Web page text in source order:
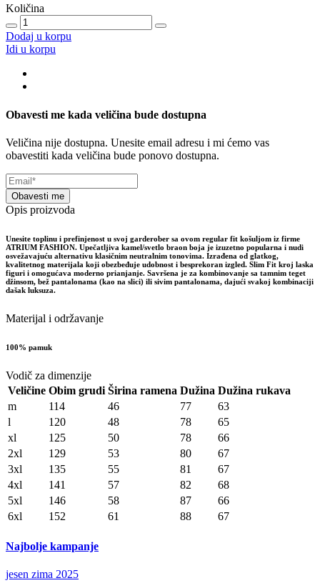
Količina
Dodaj u korpu
Idi u korpu
Obavesti me kada veličina bude dostupna
Veličina nije dostupna. Unesite email adresu i mi ćemo vas
obavestiti kada veličina bude ponovo dostupna.
Obavesti me
Opis proizvoda
Unesite toplinu i prefinjenost u svoj garderober sa ovom regular fit košuljom iz firme
ATRIUM FASHION. Upečatljiva kamel/svetlo braon boja je izuzetno popularna i nudi
osvežavajuću alternativu klasičnim neutralnim tonovima. Izrađena od glatkog,
kvalitetnog materijala koji obezbeđuje udobnost i besprekoran izgled. Slim Fit kroj laska
figuri i omogućava moderno prianjanje. Savršena je za kombinovanje sa tamnim teget
džinsom, bež pantalonama (kao na slici) ili sivim pantalonama, dajući svakoj kombinaciji
dašak luksuza.
Materijal i održavanje
100% pamuk
Vodič za dimenzije
Veličine Obim grudi Širina ramena Dužina Dužina rukava
m
114 46 77
63
l
120 48 78
65
xl
125 50 78
66
2xl
129 53 80
67
3xl
135 55 81
67
4xl
141 57 82
68
5xl
146 58 87
66
6xl
152 61 88 67
Najbolje kampanje
jesen zima 2025